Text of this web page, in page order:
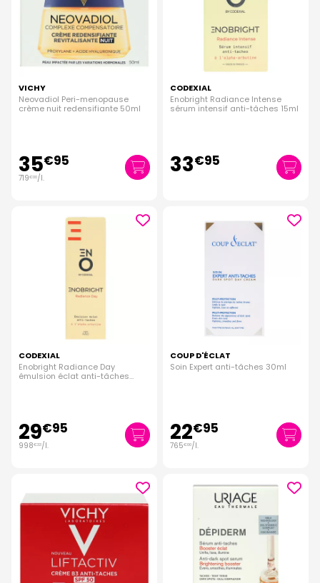
VICHY
Neovadiol Peri-menopause
crème nuit redensifiante 50ml
35€95
719€00/l.
CODEXIAL
Enobright Radiance Intense
sérum intensif anti-tâches 15ml
33€95
CODEXIAL
Enobright Radiance Day
émulsion éclat anti-tâches
29€95
998€33/l.
COUP D'ÉCLAT
Soin Expert anti-tâches 30ml
22€95
765€00/l.